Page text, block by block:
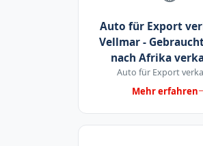
Auto für Export
Vellmar -
nach Afrika
Auto für Export
Mehr erfahren